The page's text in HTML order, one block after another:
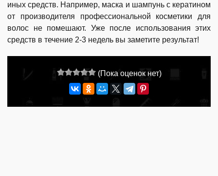
иных средств. Например, маска и шампунь с кератином
от производителя профессиональной косметики для
волос не помешают. Уже после использования этих
средств в течение 2-3 недель вы заметите результат!
(Пока оценок нет)